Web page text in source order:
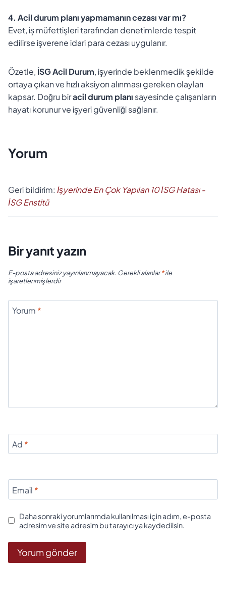
4. Acil durum planı yapmamanın cezası var mı?
Evet, iş müfettişleri tarafından denetimlerde tespit
edilirse işverene idari para cezası uygulanır.
Özetle, İSG Acil Durum, işyerinde beklenmedik şekilde
ortaya çıkan ve hızlı aksiyon alınması gereken olayları
kapsar. Doğru biracil durum planı sayesinde çalışanların
hayatı korunur ve işyeri güvenliği sağlanır.
Yorum
Geri bildirim: İşyerinde En Çok Yapılan 10 İSG Hatası -
İSG Enstitü
Bir yanıt yazın
E-posta adresiniz yayınlanmayacak. Gerekli alanlar*ile
işaretlenmişlerdir
Yorum *
Ad *
Email *
Daha sonraki yorumlarımda kullanılması için adım, e-posta
adresim ve site adresim bu tarayıcıya kaydedilsin.